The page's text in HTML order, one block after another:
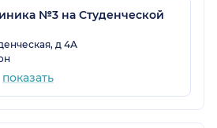
№3 на Студенческой
д 4А
показать